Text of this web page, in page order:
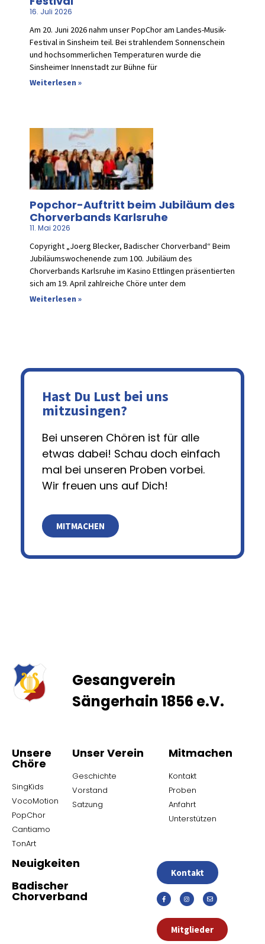
16. Juli 2026
Am 20. Juni 2026 nahm unser PopChor am Landes-Musik-
Festival in Sinsheim teil. Bei strahlendem Sonnenschein
und hochsommerlichen Temperaturen wurde die
Sinsheimer Innenstadt zur Bühne für
Weiterlesen »
Popchor-Auftritt beim Jubiläum des
Chorverbands Karlsruhe
11. Mai 2026
Copyright „Joerg Blecker, Badischer Chorverband“ Beim
Jubiläumswochenende zum 100. Jubiläum des
Chorverbands Karlsruhe im Kasino Ettlingen präsentierten
sich am 19. April zahlreiche Chöre unter dem
Weiterlesen »
Hast Du Lust bei uns
mitzusingen?
Bei unseren Chören ist für alle
etwas dabei! Schau doch einfach
mal bei unseren Proben vorbei.
Wir freuen uns auf Dich!
MITMACHEN
Gesangverein
Sängerhain 1856 e.V.
Unsere
Chöre
SingKids
VocoMotion
PopChor
Cantiamo
TonArt
Unser Verein
Geschichte
Vorstand
Satzung
Mitmachen
Kontakt
Proben
Anfahrt
Unterstützen
Neuigkeiten
Badischer
Chorverband
Kontakt
Mitglieder